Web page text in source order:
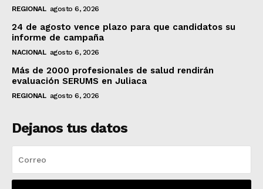
REGIONAL agosto 6, 2026
24 de agosto vence plazo para que candidatos su
informe de campaña
NACIONAL agosto 6, 2026
Más de 2000 profesionales de salud rendirán
evaluación SERUMS en Juliaca
REGIONAL agosto 6, 2026
Dejanos tus datos